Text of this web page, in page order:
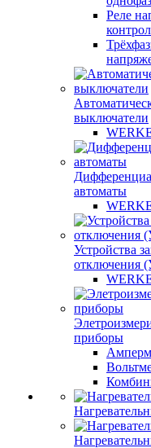
Реле
выключатели
автоматы
Устройства
отключения
приборы